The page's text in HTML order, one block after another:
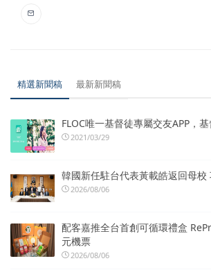
精選新聞稿 最新新聞稿
FLOC唯一基督徒專屬交友APP，
2021/03/29
韓國新任駐台代表黃載皓返回母校
2026/08/06
配客嘉推全台首創可循環禮盒
元機票
2026/08/06